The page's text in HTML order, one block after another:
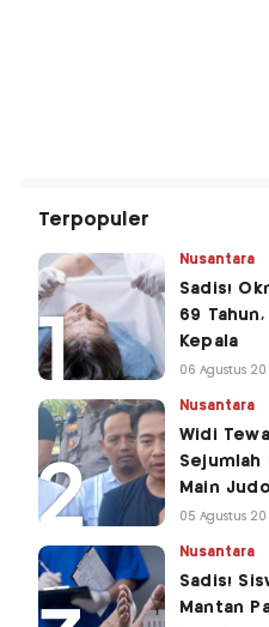
Terpopuler
Nusantara
Sadis!
69
Kepala
06 Agustus
Nusantara
Widi
Sejumlah
Main Judol
05 Agustus
Nusantara
Sadis!
Mantan